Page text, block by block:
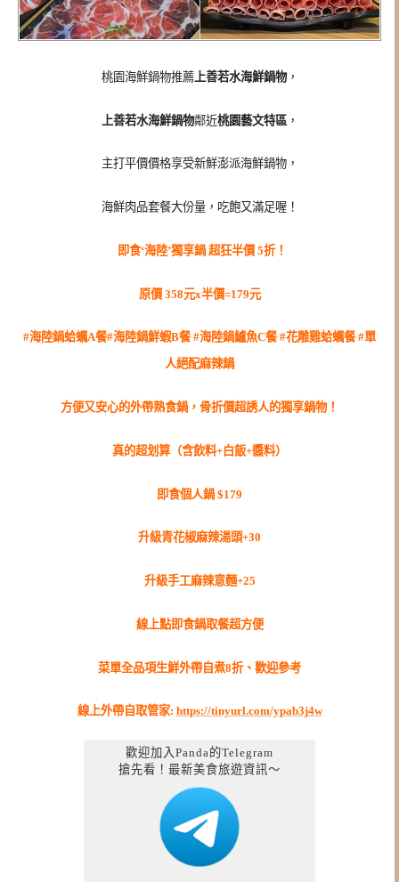
桃園海鮮鍋物推薦上善若水海鮮鍋物，
上善若水海鮮鍋物鄰近桃園藝文特區，
主打平價價格享受新鮮澎派海鮮鍋物，
海鮮肉品套餐大份量，吃飽又滿足喔！
即食‘海陸’獨享鍋 超狂半價 5折！
原價 358元x半價=179元
#海陸鍋蛤蠣A餐#海陸鍋鮮蝦B餐 #海陸鍋鱸魚C餐 #花雕雞蛤蠣餐 #單
人絕配麻辣鍋
方便又安心的外帶熟食鍋，骨折價超誘人的獨享鍋物！
真的超划算（含飲料+白飯+醬料）
即食個人鍋 $179
升級青花椒麻辣湯頭+30
升級手工麻辣意麵+25
線上點即食鍋取餐超方便
菜單全品項生鮮外帶自煮8折、歡迎參考
線上外帶自取管家: https://tinyurl.com/ypab3j4w
歡迎加入Panda的Telegram
搶先看！最新美食旅遊資訊～